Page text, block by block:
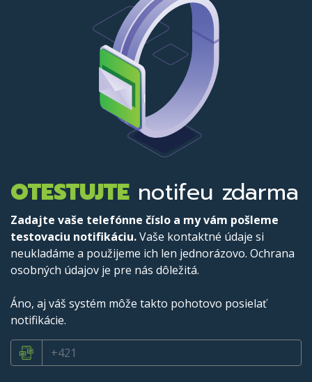
OTESTUJTE notifeu zdarma
Zadajte vaše telefónne číslo a my vám pošleme
testovaciu notifikáciu.Vaše kontaktné údaje si
neukladáme a použijeme ich len jednorázovo. Ochrana
osobných údajov je pre nás dôležitá.
Áno, aj váš systém môže takto pohotovo posielať
notifikácie.
+421